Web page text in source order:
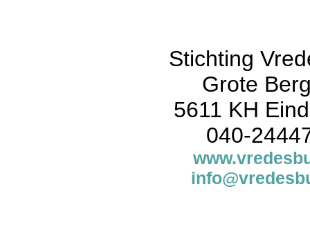
Stichting
Grote
5611 KH
040-